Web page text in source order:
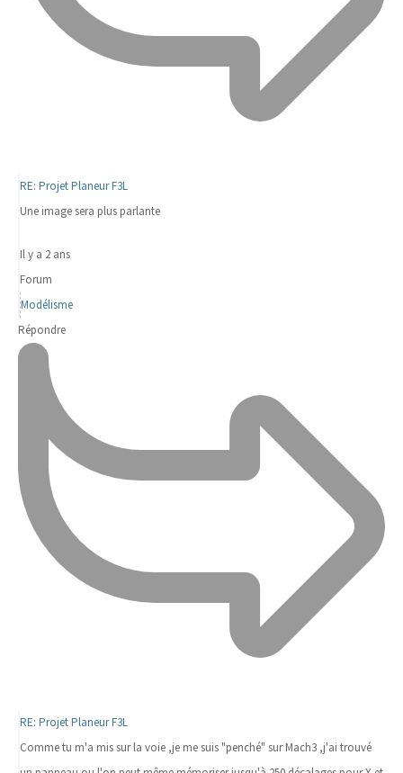
RE: Projet Planeur F3L
Une image sera plus parlante
Il y a 2 ans
Forum
Modélisme
Répondre
RE: Projet Planeur F3L
Comme tu m'a mis sur la voie ,je me suis "penché" sur Mach3 ,j'ai trouvé